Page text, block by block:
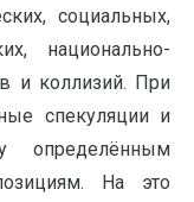
социальных,
национально-
и коллизий. При
спекуляции и
определённым
На это